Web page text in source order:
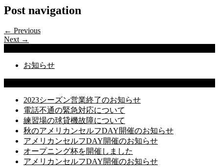
Post navigation
← Previous
Next →
お知らせ
2023シーズン営業終了のお知らせ
電話不通の緊急対応について
練習場の球貸機故障について
秋のアメリカンセルフDAY開催のお知らせ
アメリカンセルフDAY開催のお知らせ
オープニング杯を開催しました
アメリカンセルフDAY開催のお知らせ